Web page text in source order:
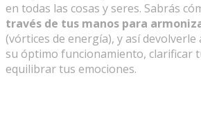
en todas las cosas y seres. Sabrás
través de tus manos para
(vórtices de energía), y así
su óptimo funcionamiento, clarificar
equilibrar tus emociones.